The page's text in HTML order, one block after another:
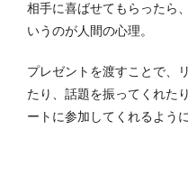
相手に喜ばせてもらったら、
いうのが人間の心理。
プレゼントを渡すことで、
たり、話題を振ってくれた
ートに参加してくれるよう